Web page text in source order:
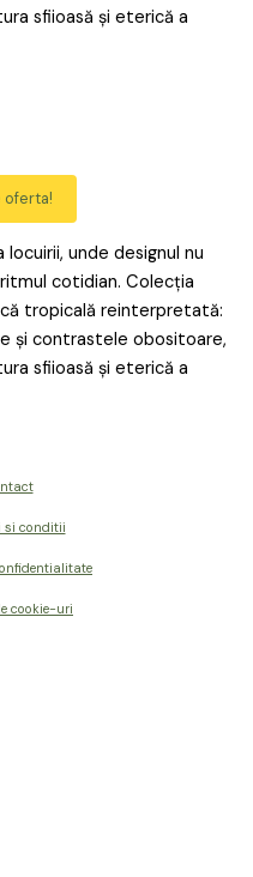
sfiioasă și eterică a
oferta!
unde designul nu
cotidian. Colecția
tropicală reinterpretată:
și contrastele obositoare,
sfiioasă și eterică a
si conditii
cookie-uri